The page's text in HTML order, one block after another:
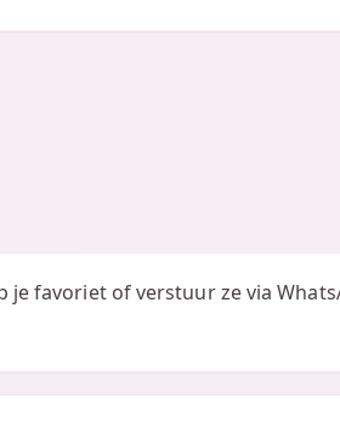
je favoriet of verstuur ze via